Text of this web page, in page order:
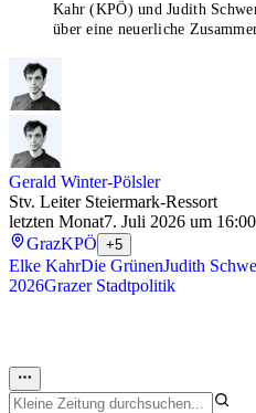
Kahr (KPÖ) und Judith
über eine neuerliche
Gerald Winter-Pölsler
Stv. Leiter Steiermark-Ressort
letzten Monat7. Juli 2026 um 16:00
GrazKPÖ +5
Elke KahrDie GrünenJudith
2026Grazer Stadtpolitik